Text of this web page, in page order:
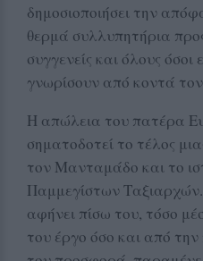
δημοσιοποιήσει την
θερμά συλλυπητήρια
συγγενείς και όλους
γνωρίσουν από κοντά
Η απώλεια του πατέρα
σηματοδοτεί το τέλος
τον Μανταμάδο και το
Παμμεγίστων
αφήνει πίσω του, τόσο
του έργο όσο και από